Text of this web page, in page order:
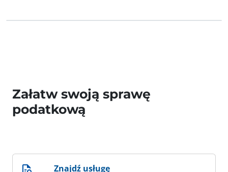
Załatw swoją sprawę
podatkową
Znajdź usługę